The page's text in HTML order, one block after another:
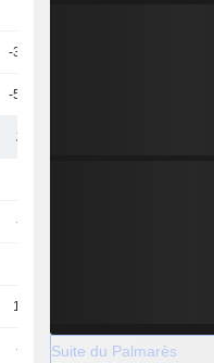
-3,17 M
-5,97 M
223 M
-2,3 M
1,66 M
-506 k -1,36 M
Suite du Palmarès